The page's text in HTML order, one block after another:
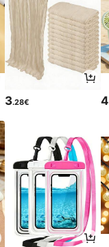
3.28€ 4